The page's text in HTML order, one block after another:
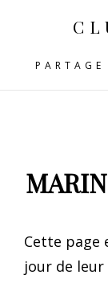
Cette page
jour de